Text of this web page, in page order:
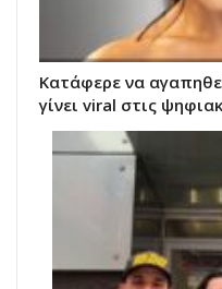
Κατάφερε να
γίνει viral στις